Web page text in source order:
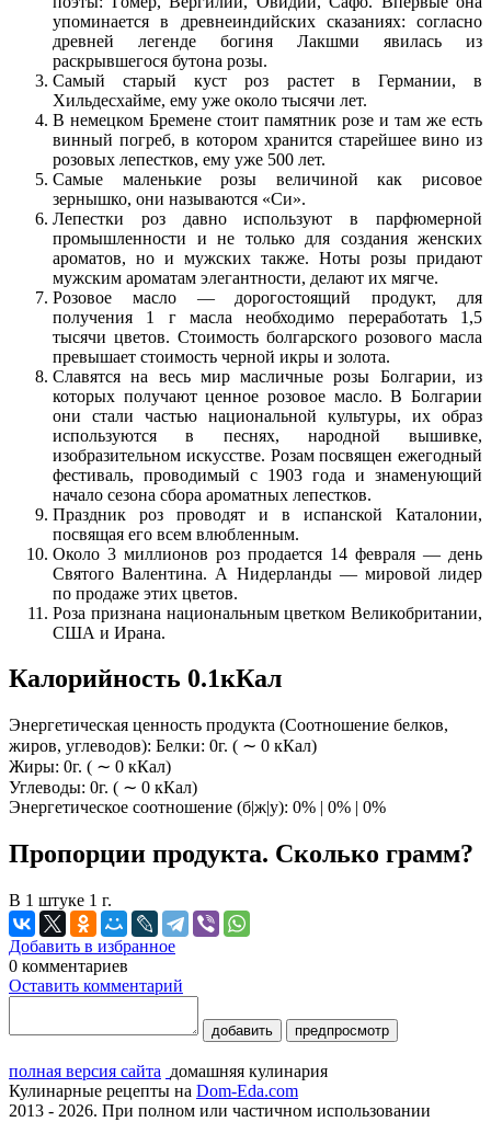
упоминается в древнеиндийских сказаниях: согласно
древней легенде богиня Лакшми явилась из
раскрывшегося бутона розы.
Самый старый куст роз растет в Германии, в
Хильдесхайме, ему уже около тысячи лет.
В немецком Бремене стоит памятник розе и там же есть
винный погреб, в котором хранится старейшее вино из
розовых лепестков, ему уже 500 лет.
Самые маленькие розы величиной как рисовое
зернышко, они называются «Си».
Лепестки роз давно используют в парфюмерной
промышленности и не только для создания женских
ароматов, но и мужских также. Ноты розы придают
мужским ароматам элегантности, делают их мягче.
Розовое масло — дорогостоящий продукт, для
получения 1 г масла необходимо переработать 1,5
тысячи цветов. Стоимость болгарского розового масла
превышает стоимость черной икры и золота.
Славятся на весь мир масличные розы Болгарии, из
которых получают ценное розовое масло. В Болгарии
они стали частью национальной культуры, их образ
используются в песнях, народной вышивке,
изобразительном искусстве. Розам посвящен ежегодный
фестиваль, проводимый с 1903 года и знаменующий
начало сезона сбора ароматных лепестков.
Праздник роз проводят и в испанской Каталонии,
посвящая его всем влюбленным.
Около 3 миллионов роз продается 14 февраля — день
Святого Валентина. А Нидерланды — мировой лидер
по продаже этих цветов.
Роза признана национальным цветком Великобритании,
США и Ирана.
Калорийность 0.1кКал
Энергетическая ценность продукта (Соотношение белков,
жиров, углеводов): Белки: 0г. ( ∼ 0 кКал)
Жиры: 0г. ( ∼ 0 кКал)
Углеводы: 0г. ( ∼ 0 кКал)
Энергетическое соотношение (б|ж|у): 0% | 0% | 0%
Пропорции продукта. Сколько грамм?
В 1 штуке 1 г.
Добавить в избранное
0 комментариев
Оставить комментарий
добавить предпросмотр
полная версия сайта домашняя кулинария
Кулинарные рецепты на Dom-Eda.com
2013 - 2026. При полном или частичном использовании